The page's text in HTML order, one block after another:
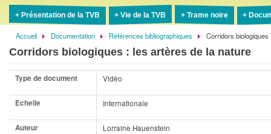
Présentation de la TVB Vie de la TVB Trame noire
Fil
d'Ariane
Accueil Documentation Références bibliographiques Corridors
Corridors biologiques : les artères de la nature
Type de document Vidéo
Echelle Internationale
Auteur
Lorraine Hauenstein